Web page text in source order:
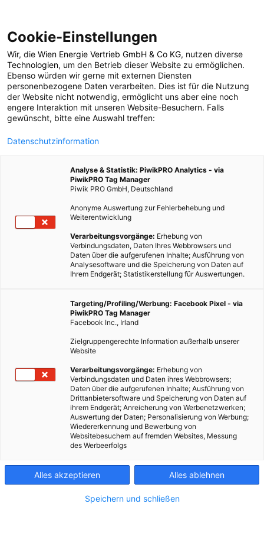
POSTS BY TAG
Daniel Nocera
1 BEITRAG
Cookie-Einstellungen
Wir, die Wien Energie Vertrieb GmbH & Co KG, nutzen diverse
Technologien, um den Betrieb dieser Website zu ermöglichen.
Ebenso würden wir gerne mit externen Diensten
personenbezogene Daten verarbeiten. Dies ist für die Nutzung
der Website nicht notwendig, ermöglicht uns aber eine noch
engere Interaktion mit unseren Website-Besuchern. Falls
gewünscht, bitte eine Auswahl treffen:
Datenschutzinformation
Analyse & Statistik: PiwikPRO Analytics - via
PiwikPRO Tag Manager
Piwik PRO GmbH, Deutschland
Anonyme Auswertung zur Fehlerbehebung und
Weiterentwicklung
Verarbeitungsvorgänge: Erhebung von
Verbindungsdaten, Daten Ihres Webbrowsers und
Daten über die aufgerufenen Inhalte; Ausführung von
Analysesoftware und die Speicherung von Daten auf
Ihrem Endgerät; Statistikerstellung für Auswertungen.
Targeting/Profiling/Werbung: Facebook Pixel - via
PiwikPRO Tag Manager
Facebook Inc., Irland
Zielgruppengerechte Information außerhalb unserer
Website
Verarbeitungsvorgänge: Erhebung von
Verbindungsdaten und Daten ihres Webbrowsers;
Daten über die aufgerufenen Inhalte; Ausführung von
Drittanbietersoftware und Speicherung von Daten auf
ihrem Endgerät; Anreicherung von Werbenetzwerken;
Auswertung der Daten; Personalisierung von Werbung;
Wiedererkennung und Bewerbung von
Websitebesuchern auf fremden Websites, Messung
des Werbeerfolgs
Alles akzeptieren Alles ablehnen
Speichern und schließen